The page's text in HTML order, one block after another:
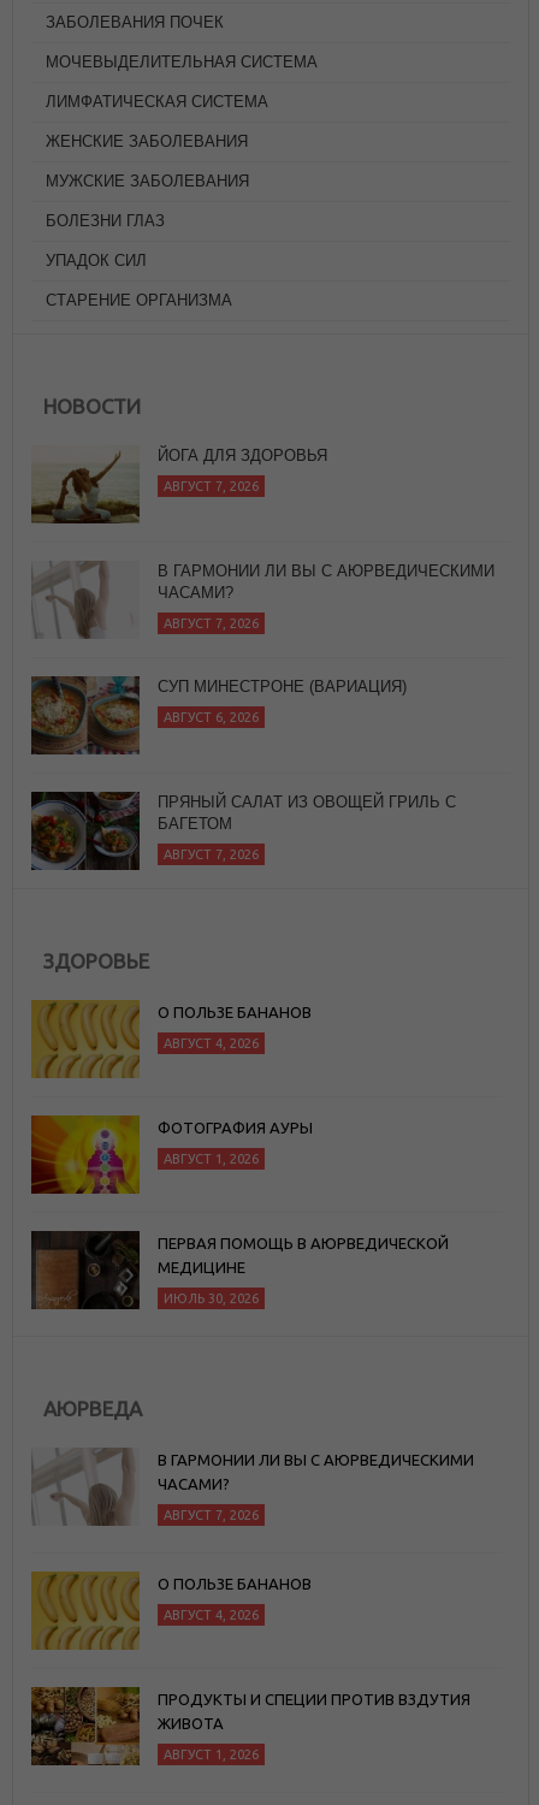
ЗАБОЛЕВАНИЯ ПОЧЕК
МОЧЕВЫДЕЛИТЕЛЬНАЯ СИСТЕМА
ЛИМФАТИЧЕСКАЯ СИСТЕМА
ЖЕНСКИЕ ЗАБОЛЕВАНИЯ
МУЖСКИЕ ЗАБОЛЕВАНИЯ
БОЛЕЗНИ ГЛАЗ
УПАДОК СИЛ
СТАРЕНИЕ ОРГАНИЗМА
НОВОСТИ
В ГАРМОНИИ ЛИ ВЫ С АЮРВЕДИЧЕСКИМИ
ЧАСАМИ?
СУП МИНЕСТРОНЕ (ВАРИАЦИЯ)
АВГУСТ 6, 2026
ПРЯНЫЙ САЛАТ ИЗ ОВОЩЕЙ ГРИЛЬ С
БАГЕТОМ
ЗДОРОВЬЕ
О ПОЛЬЗЕ БАНАНОВ
АВГУСТ 4, 2026
ФОТОГРАФИЯ АУРЫ
АВГУСТ 1, 2026
ПЕРВАЯ ПОМОЩЬ В АЮРВЕДИЧЕСКОЙ
МЕДИЦИНЕ
ИЮЛЬ 30, 2026
АЮРВЕДА
В ГАРМОНИИ ЛИ ВЫ С АЮРВЕДИЧЕСКИМИ
ЧАСАМИ?
АВГУСТ 7, 2026
О ПОЛЬЗЕ БАНАНОВ
АВГУСТ 4, 2026
ПРОДУКТЫ И СПЕЦИИ ПРОТИВ ВЗДУТИЯ
ЖИВОТА
АВГУСТ 1, 2026